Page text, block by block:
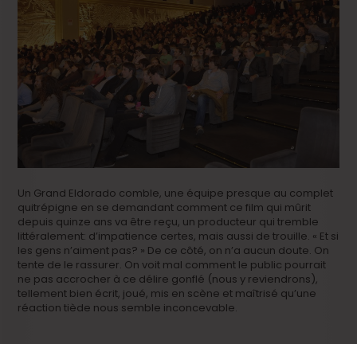
Un Grand Eldorado comble, une équipe presque au complet
quitrépigne en se demandant comment ce film qui mûrit
depuis quinze ans va être reçu, un producteur qui tremble
littéralement: d’impatience certes, mais aussi de trouille. « Et si
les gens n’aiment pas? » De ce côté, on n’a aucun doute. On
tente de le rassurer. On voit mal comment le public pourrait
ne pas accrocher à ce délire gonflé (nous y reviendrons),
tellement bien écrit, joué, mis en scène et maîtrisé qu’une
réaction tiède nous semble inconcevable.